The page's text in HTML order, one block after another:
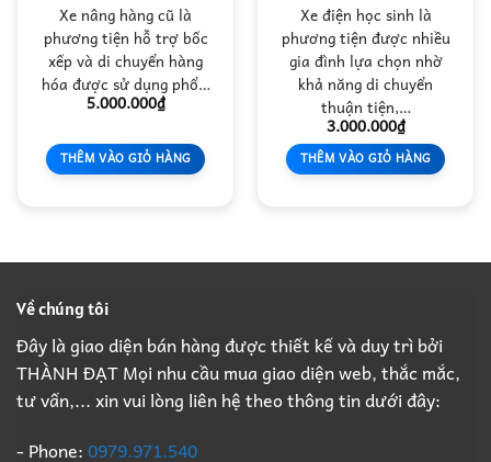
Xe nâng hàng cũ là
phương tiện hỗ trợ bốc
xếp và di chuyển hàng
hóa được sử dụng phổ…
5.000.000₫
THÊM VÀO GIỎ HÀNG
Xe điện học sinh là
phương tiện được nhiều
gia đình lựa chọn nhờ
khả năng di chuyển
thuận tiện,…
3.000.000₫
THÊM VÀO GIỎ HÀNG
Về chúng tôi
Đây là giao diện bán hàng được thiết kế và duy trì bởi
THÀNH ĐẠT Mọi nhu cầu mua giao diện web, thắc mắc,
tư vấn,... xin vui lòng liên hệ theo thông tin dưới đây:
- Phone:0979.971.540